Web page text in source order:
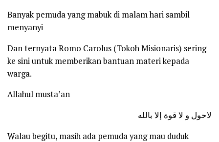
Banyak pemuda yang mabuk di malam hari sambil
menyanyi
Dan ternyata Romo Carolus (Tokoh Misionaris) sering
ke sini untuk memberikan bantuan materi kepada
warga.
Allahul musta’an
لاحول و لا قوة إلا بالله
Walau begitu, masih ada pemuda yang mau duduk